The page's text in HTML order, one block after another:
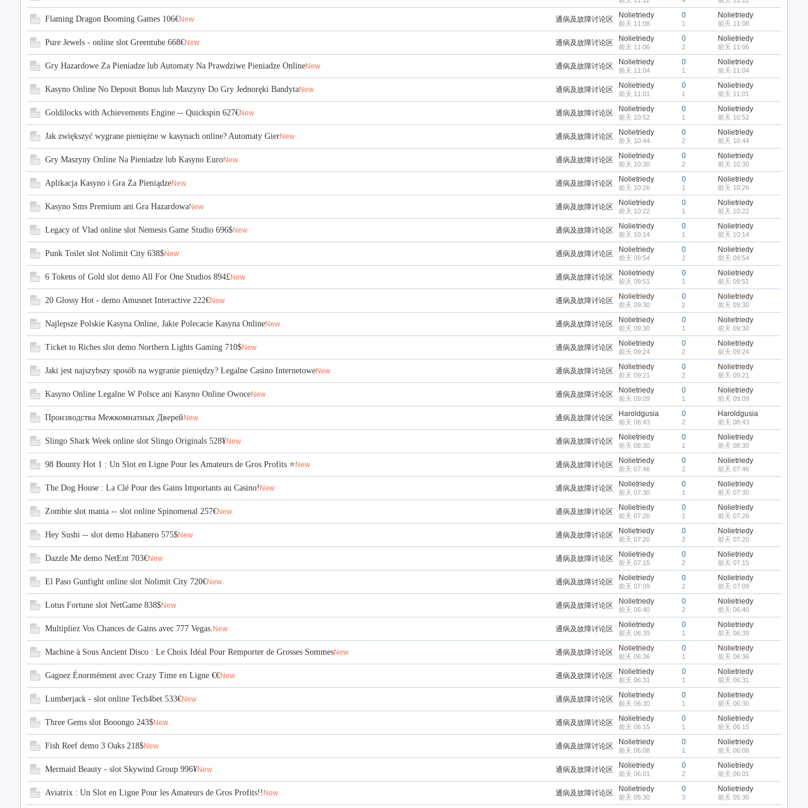
Flaming Dragon Booming Games 106€New 通病及故障讨论区 Nolietriedy
前天 11:08
0
1
Nolietriedy
前天 11:08
Pure Jewels - online slot Greentube 668€New 通病及故障讨论区 Nolietriedy
前天 11:06
0
2
Nolietriedy
前天 11:06
Gry Hazardowe Za Pieniadze lub Automaty Na Prawdziwe Pieniadze OnlineNew 通病及故障讨论区 Nolietriedy
前天 11:04
0
1
Nolietriedy
前天 11:04
Kasyno Online No Deposit Bonus lub Maszyny Do Gry Jednoręki BandytaNew 通病及故障讨论区 Nolietriedy
前天 11:01
0
1
Nolietriedy
前天 11:01
Goldilocks with Achievements Engine -- Quickspin 627€New 通病及故障讨论区 Nolietriedy
前天 10:52
0
1
Nolietriedy
前天 10:52
Jak zwiększyć wygrane pieniężne w kasynach online? Automaty GierNew 通病及故障讨论区 Nolietriedy
前天 10:44
0
2
Nolietriedy
前天 10:44
Gry Maszyny Online Na Pieniadze lub Kasyno EuroNew 通病及故障讨论区 Nolietriedy
前天 10:30
0
2
Nolietriedy
前天 10:30
Aplikacja Kasyno i Gra Za PieniądzeNew 通病及故障讨论区 Nolietriedy
前天 10:26
0
1
Nolietriedy
前天 10:26
Kasyno Sms Premium ani Gra HazardowaNew 通病及故障讨论区 Nolietriedy
前天 10:22
0
1
Nolietriedy
前天 10:22
Legacy of Vlad online slot Nemesis Game Studio 696$New 通病及故障讨论区 Nolietriedy
前天 10:14
0
1
Nolietriedy
前天 10:14
Punk Toilet slot Nolimit City 638$New 通病及故障讨论区 Nolietriedy
前天 09:54
0
2
Nolietriedy
前天 09:54
6 Tokens of Gold slot demo All For One Studios 894£New 通病及故障讨论区 Nolietriedy
前天 09:51
0
1
Nolietriedy
前天 09:51
20 Glossy Hot - demo Amusnet Interactive 222€New 通病及故障讨论区 Nolietriedy
前天 09:30
0
2
Nolietriedy
前天 09:30
Najlepsze Polskie Kasyna Online, Jakie Polecacie Kasyna OnlineNew 通病及故障讨论区 Nolietriedy
前天 09:30
0
1
Nolietriedy
前天 09:30
Ticket to Riches slot demo Northern Lights Gaming 710$New 通病及故障讨论区 Nolietriedy
前天 09:24
0
2
Nolietriedy
前天 09:24
Jaki jest najszybszy sposób na wygranie pieniędzy? Legalne Casino InternetoweNew 通病及故障讨论区 Nolietriedy
前天 09:21
0
2
Nolietriedy
前天 09:21
Kasyno Online Legalne W Polsce ani Kasyno Online OwoceNew 通病及故障讨论区 Nolietriedy
前天 09:09
0
1
Nolietriedy
前天 09:09
Производства Межкомнатных Дверей New 通病及故障讨论区 Haroldgusia
前天 08:43
0
2
Haroldgusia
前天 08:43
Slingo Shark Week online slot Slingo Originals 528¥New 通病及故障讨论区 Nolietriedy
前天 08:30
0
1
Nolietriedy
前天 08:30
98 Bounty Hot 1 : Un Slot en Ligne Pour les Amateurs de Gros Profits ⭐ New 通病及故障讨论区 Nolietriedy
前天 07:46
0
2
Nolietriedy
前天 07:46
The Dog House : La Clé Pour des Gains Importants au Casino! New 通病及故障讨论区 Nolietriedy
前天 07:30
0
1
Nolietriedy
前天 07:30
Zombie slot mania -- slot online Spinomenal 257€New 通病及故障讨论区 Nolietriedy
前天 07:26
0
1
Nolietriedy
前天 07:26
Hey Sushi -- slot demo Habanero 575$New 通病及故障讨论区 Nolietriedy
前天 07:20
0
2
Nolietriedy
前天 07:20
Dazzle Me demo NetEnt 703€New 通病及故障讨论区 Nolietriedy
前天 07:15
0
2
Nolietriedy
前天 07:15
El Paso Gunfight online slot Nolimit City 720€New 通病及故障讨论区 Nolietriedy
前天 07:09
0
2
Nolietriedy
前天 07:09
Lotus Fortune slot NetGame 838$New 通病及故障讨论区 Nolietriedy
前天 06:40
0
2
Nolietriedy
前天 06:40
Multipliez Vos Chances de Gains avec 777 Vegas. New 通病及故障讨论区 Nolietriedy
前天 06:39
0
1
Nolietriedy
前天 06:39
Machine à Sous Ancient Disco : Le Choix Idéal Pour Remporter de Grosses SommesNew 通病及故障讨论区 Nolietriedy
前天 06:36
0
1
Nolietriedy
前天 06:36
Gagnez Énormément avec Crazy Time en Ligne €€New 通病及故障讨论区 Nolietriedy
前天 06:31
0
1
Nolietriedy
前天 06:31
Lumberjack - slot online Tech4bet 533€New 通病及故障讨论区 Nolietriedy
前天 06:30
0
1
Nolietriedy
前天 06:30
Three Gems slot Booongo 243$New 通病及故障讨论区 Nolietriedy
前天 06:15
0
1
Nolietriedy
前天 06:15
Fish Reef demo 3 Oaks 218$New 通病及故障讨论区 Nolietriedy
前天 06:08
0
1
Nolietriedy
前天 06:08
Mermaid Beauty - slot Skywind Group 996¥New 通病及故障讨论区 Nolietriedy
前天 06:01
0
2
Nolietriedy
前天 06:01
Aviatrix : Un Slot en Ligne Pour les Amateurs de Gros Profits!! New 通病及故障讨论区 Nolietriedy
前天 05:30
0
3
Nolietriedy
前天 05:30